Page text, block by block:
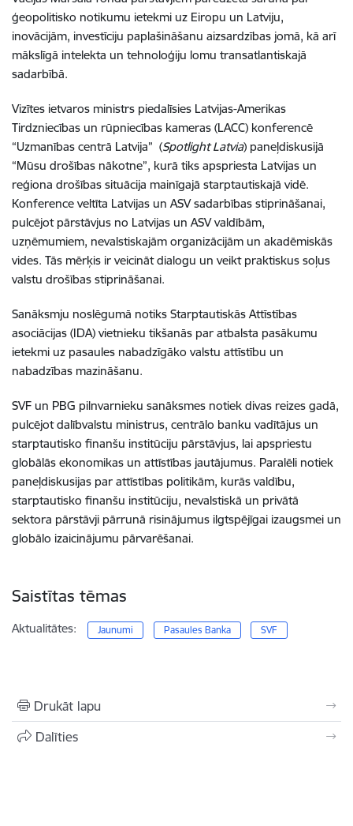
ģeopolitisko notikumu ietekmi uz Eiropu un Latviju,
inovācijām, investīciju paplašināšanu aizsardzības jomā, kā arī
mākslīgā intelekta un tehnoloģiju lomu transatlantiskajā
sadarbībā.
Vizītes ietvaros ministrs piedalīsies Latvijas-Amerikas
Tirdzniecības un rūpniecības kameras (LACC) konferencē
“Uzmanības centrā Latvija” (Spotlight Latvia) paneļdiskusijā
“Mūsu drošības nākotne”, kurā tiks apspriesta Latvijas un
reģiona drošības situācija mainīgajā starptautiskajā vidē.
Konference veltīta Latvijas un ASV sadarbības stiprināšanai,
pulcējot pārstāvjus no Latvijas un ASV valdībām,
uzņēmumiem, nevalstiskajām organizācijām un akadēmiskās
vides. Tās mērķis ir veicināt dialogu un veikt praktiskus soļus
valstu drošības stiprināšanai.
Sanāksmju noslēgumā notiks Starptautiskās Attīstības
asociācijas (IDA) vietnieku tikšanās par atbalsta pasākumu
ietekmi uz pasaules nabadzīgāko valstu attīstību un
nabadzības mazināšanu.
SVF un PBG pilnvarnieku sanāksmes notiek divas reizes gadā,
pulcējot dalībvalstu ministrus, centrālo banku vadītājus un
starptautisko finanšu institūciju pārstāvjus, lai apspriestu
globālās ekonomikas un attīstības jautājumus. Paralēli notiek
paneļdiskusijas par attīstības politikām, kurās valdību,
starptautisko finanšu institūciju, nevalstiskā un privātā
sektora pārstāvji pārrunā risinājumus ilgtspējīgai izaugsmei un
globālo izaicinājumu pārvarēšanai.
Saistītas tēmas
Aktualitātes: Jaunumi Pasaules Banka SVF
Drukāt lapu
Dalīties